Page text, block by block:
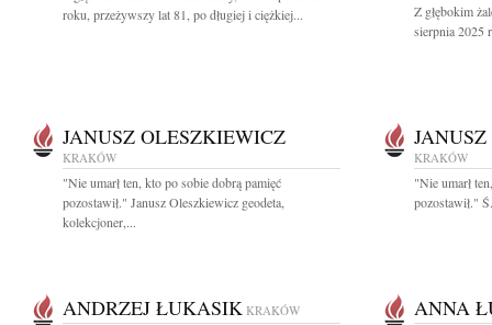
roku, przeżywszy lat 81, po długiej i ciężkiej...
Z głębokim
sierpnia 2025
JANUSZ OLESZKIEWICZ
KRAKÓW
"Nie umarł ten, kto po sobie dobrą pamięć
pozostawił." Janusz Oleszkiewicz geodeta,
kolekcjoner,...
KRAKÓW
"Nie umarł
pozostawił."
ANDRZEJ ŁUKASIK KRAKÓW ANNA